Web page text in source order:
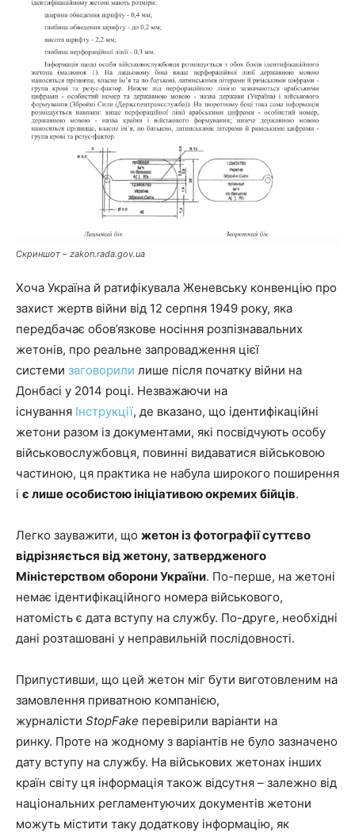
Скриншот – zakon.rada.gov.ua
Хоча Україна й ратифікувала Женевську конвенцію про
захист жертв війни від 12 серпня 1949 року, яка
передбачає обов’язкове носіння розпізнавальних
жетонів, про реальне запровадження цієї
системи заговорили лише після початку війни на
Донбасі у 2014 році. Незважаючи на
існування Інструкції, де вказано, що ідентифікаційні
жетони разом із документами, які посвідчують особу
військовослужбовця, повинні видаватися військовою
частиною, ця практика не набула широкого поширення
і є лише особистою ініціативою окремих бійців.
Легко зауважити, що жетон із фотографії суттєво
відрізняється від жетону, затвердженого
Міністерством оборони України. По-перше, на жетоні
немає ідентифікаційного номера військового,
натомість є дата вступу на службу. По-друге, необхідні
дані розташовані у неправильній послідовності.
Припустивши, що цей жетон міг бути виготовленим на
замовлення приватною компанією,
журналісти StopFake перевірили варіанти на
ринку. Проте на жодному з варіантів не було зазначено
дату вступу на службу. На військових жетонах інших
країн світу ця інформація також відсутня – залежно від
національних регламентуючих документів жетони
можуть містити таку додаткову інформацію, як